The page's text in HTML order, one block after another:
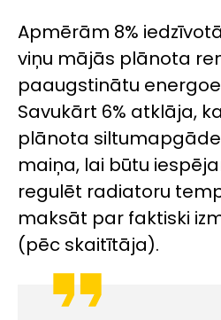
Apmērām 8%
viņu mājās plānota
paaugstinātu
Savukārt 6% atklāja,
plānota
maiņa, lai būtu
regulēt radiatoru
maksāt par faktiski
(pēc skaitītāja).